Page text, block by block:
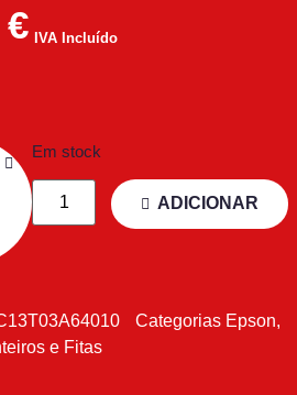
€ IVA Incluído
Em stock
ADICIONAR
Categorias Epson,
e Fitas